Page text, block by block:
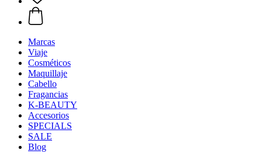
Marcas
Viaje
Cosméticos
Maquillaje
Cabello
Fragancias
K-BEAUTY
Accesorios
SPECIALS
SALE
Blog